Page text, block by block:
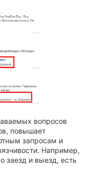
вопросов
повышает
запросам и
Например,
заезд и выезд, есть